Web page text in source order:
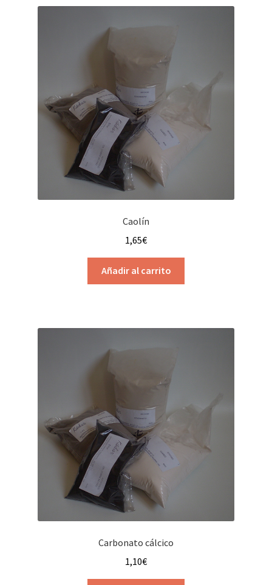
Caolín
1,65€
Añadir al carrito
Carbonato cálcico
1,10€